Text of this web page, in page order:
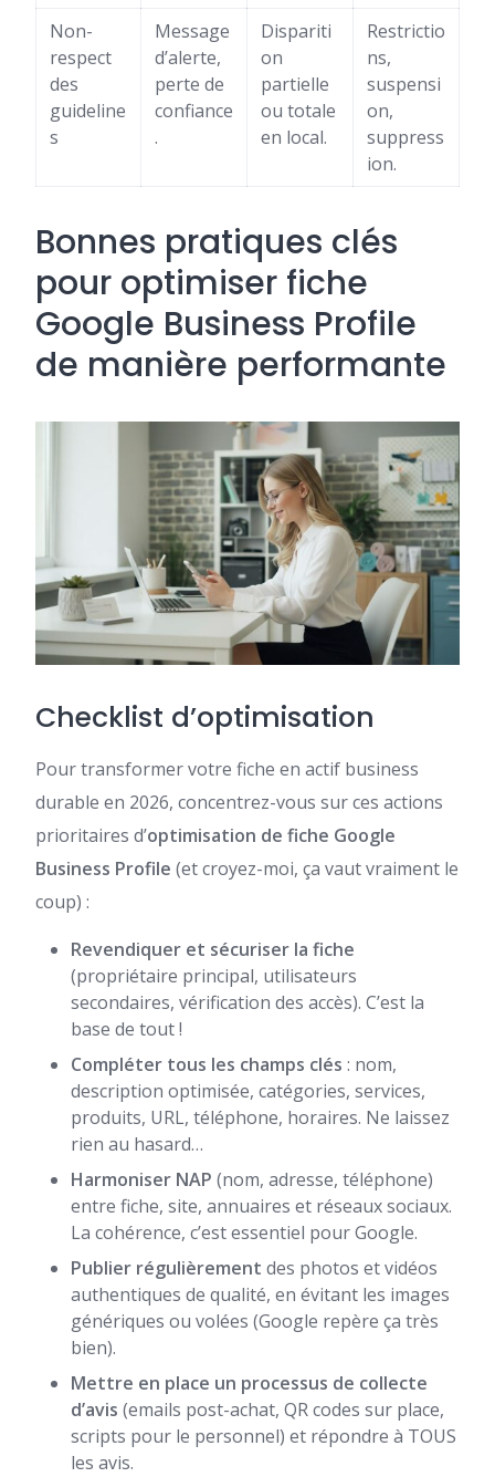
Non-
respect
des
guideline
s
Message
d’alerte,
perte de
confiance
.
Dispariti
on
partielle
ou totale
en local.
Restrictio
ns,
suspensi
on,
suppress
ion.
Bonnes pratiques clés
pour optimiser fiche
Google Business Profile
de manière performante
Checklist d’optimisation
Pour transformer votre fiche en actif business
durable en 2026, concentrez-vous sur ces actions
prioritaires d’optimisation de fiche Google
Business Profile (et croyez-moi, ça vaut vraiment le
coup) :
Revendiquer et sécuriser la fiche
(propriétaire principal, utilisateurs
secondaires, vérification des accès). C’est la
base de tout !
Compléter tous les champs clés : nom,
description optimisée, catégories, services,
produits, URL, téléphone, horaires. Ne laissez
rien au hasard…
Harmoniser NAP (nom, adresse, téléphone)
entre fiche, site, annuaires et réseaux sociaux.
La cohérence, c’est essentiel pour Google.
Publier régulièrement des photos et vidéos
authentiques de qualité, en évitant les images
génériques ou volées (Google repère ça très
bien).
Mettre en place un processus de collecte
d’avis (emails post-achat, QR codes sur place,
scripts pour le personnel) et répondre à TOUS
les avis.